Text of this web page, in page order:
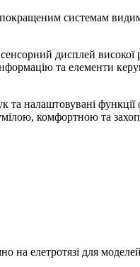
системам
дисплей високої
та елементи
та налаштовувані
комфортною та
на елетротязі для